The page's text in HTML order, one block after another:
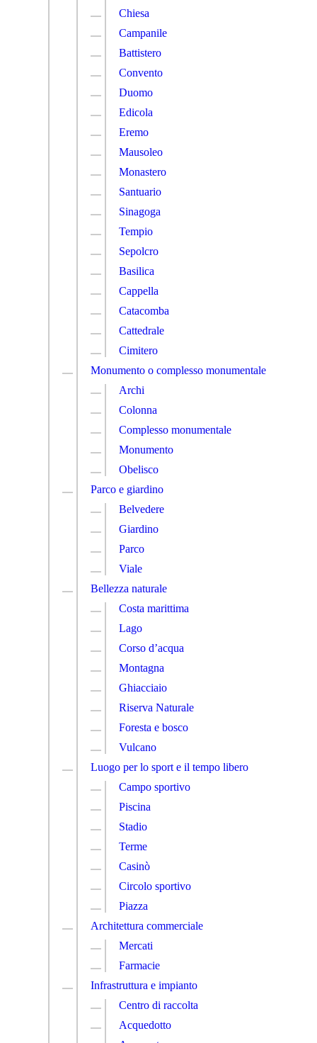
Chiesa
Campanile
Battistero
Convento
Duomo
Edicola
Eremo
Mausoleo
Monastero
Santuario
Sinagoga
Tempio
Sepolcro
Basilica
Cappella
Catacomba
Cattedrale
Cimitero
Monumento o complesso monumentale
Archi
Colonna
Complesso monumentale
Monumento
Obelisco
Parco e giardino
Belvedere
Giardino
Parco
Viale
Bellezza naturale
Costa marittima
Lago
Corso d’acqua
Montagna
Ghiacciaio
Riserva Naturale
Foresta e bosco
Vulcano
Luogo per lo sport e il tempo libero
Campo sportivo
Piscina
Stadio
Terme
Casinò
Circolo sportivo
Piazza
Architettura commerciale
Mercati
Farmacie
Infrastruttura e impianto
Centro di raccolta
Acquedotto